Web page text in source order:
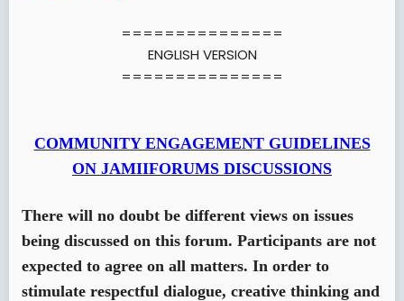
===============
ENGLISH VERSION
===============
COMMUNITY ENGAGEMENT GUIDELINES
ON JAMIIFORUMS DISCUSSIONS
There will no doubt be different views on issues
being discussed on this forum. Participants are not
expected to agree on all matters. In order to
stimulate respectful dialogue, creative thinking and